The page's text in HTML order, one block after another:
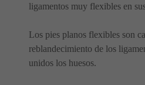
ligamentos muy flexibles en
Los pies planos flexibles son
reblandecimiento de los
unidos los huesos.